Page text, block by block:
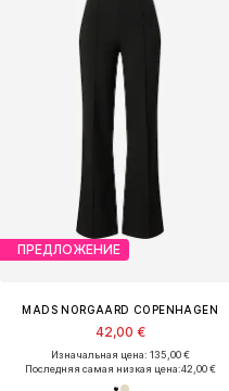
ПРЕДЛОЖЕНИЕ
MADS NORGAARD COPENHAGEN
42,00 €
Изначальная цена: 135,00 €
Последняя самая низкая цена:42,00 €